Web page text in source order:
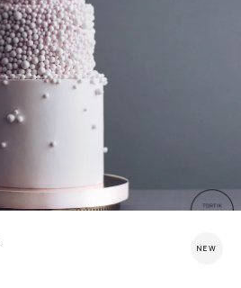
NEW